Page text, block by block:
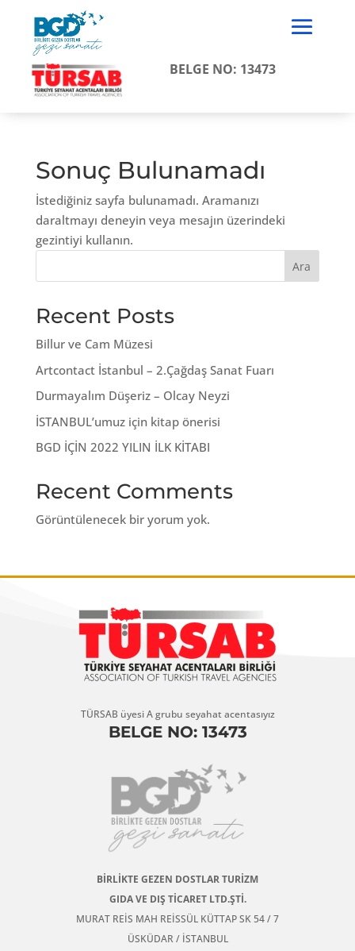
BELGE NO: 13473
Sonuç Bulunamadı
İstediğiniz sayfa bulunamadı. Aramanızı
daraltmayı deneyin veya mesajın üzerindeki
gezintiyi kullanın.
Ara
Recent Posts
Billur ve Cam Müzesi
Artcontact İstanbul – 2.Çağdaş Sanat Fuarı
Durmayalım Düşeriz – Olcay Neyzi
İSTANBUL’umuz için kitap önerisi
BGD İÇİN 2022 YILIN İLK KİTABI
Recent Comments
Görüntülenecek bir yorum yok.
TÜRSAB üyesi A grubu seyahat acentasıyız
BELGE NO: 13473
BİRLİKTE GEZEN DOSTLAR TURİZM
GIDA VE DIŞ TİCARET LTD.ŞTİ.
MURAT REİS MAH REİSSÜL KÜTTAP SK 54 / 7
ÜSKÜDAR / İSTANBUL